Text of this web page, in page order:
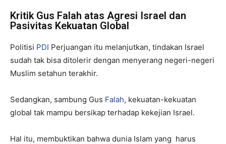
Kritik Gus Falah atas Agresi Israel dan
Pasivitas Kekuatan Global
Politisi PDI Perjuangan itu melanjutkan, tindakan Israel
sudah tak bisa ditolerir dengan menyerang negeri-negeri
Muslim setahun terakhir.
Sedangkan, sambung Gus Falah, kekuatan-kekuatan
global tak mampu bersikap terhadap kekejian Israel.
Hal itu, membuktikan bahwa dunia Islam yang harus